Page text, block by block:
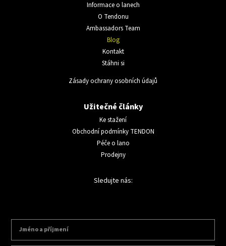
Informace o lanech
O Tendonu
Ambassadors Team
Blog
Kontakt
Stáhni si
Zásady ochrany osobních údajů
Užitečné články
Ke stažení
Obchodní podmínky TENDON
Péče o lano
Prodejny
Sledujte nás: